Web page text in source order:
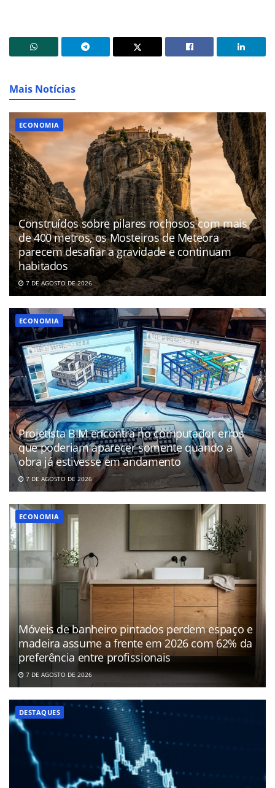
Mais Notícias
ECONOMIA
Construídos sobre pilares rochosos com mais
de 400 metros, os Mosteiros de Meteora
parecem desafiar a gravidade e continuam
habitados
7 DE AGOSTO DE 2026
ECONOMIA
Projetista BIM encontra no computador erros
que poderiam aparecer somente quando a
obra já estivesse em andamento
7 DE AGOSTO DE 2026
ECONOMIA
Móveis de banheiro pintados perdem espaço e
madeira assume a frente em 2026 com 62% da
preferência entre profissionais
7 DE AGOSTO DE 2026
DESTAQUES